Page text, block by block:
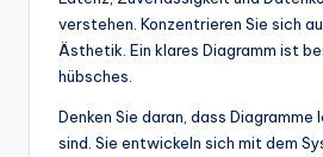
verstehen. Konzentrieren Sie sich
Ästhetik. Ein klares Diagramm ist
hübsches.
Denken Sie daran, dass Diagramme
sind. Sie entwickeln sich mit dem